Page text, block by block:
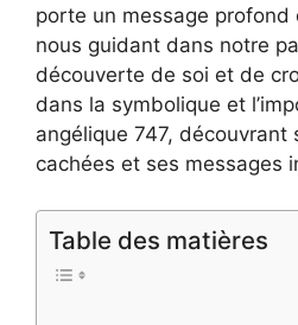
porte un message profond
nous guidant dans notre
découverte de soi et de
dans la symbolique et
angélique 747, découvrant
cachées et ses messages
Table des matières